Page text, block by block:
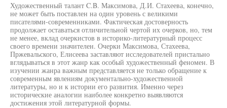
Художественный талант C.B. Максимова, Д.И. Стахеева, конечно,
не может быть поставлен на один уровень с великими
писателями-современниками. Фактическая достоверность
продолжает оставаться отличительной чертой их очерков, но, тем
не менее, вклад очеркистов в историко-литературный процесс
своего времени значителен. Очерки Максимова, Стахеева,
Пржевальского, Елисеева заставляют исследователей пристально
вглядываться в этот жанр как особый художественный феномен. В
изучении жанра важным представляется не только обращение к
современным явлениям документально-художественной
литературы, но и к истории его развития. Именно через
исторические аналогии наиболее конкретно выявляются
достижения этой литературной формы.